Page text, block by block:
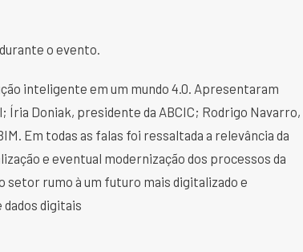
o evento.
inteligente em um mundo 4.0. Apresentaram
Doniak, presidente da ABCIC; Rodrigo Navarro,
Em todas as falas foi ressaltada a relevância da
e eventual modernização dos processos da
setor rumo à um futuro mais digitalizado e
digitais